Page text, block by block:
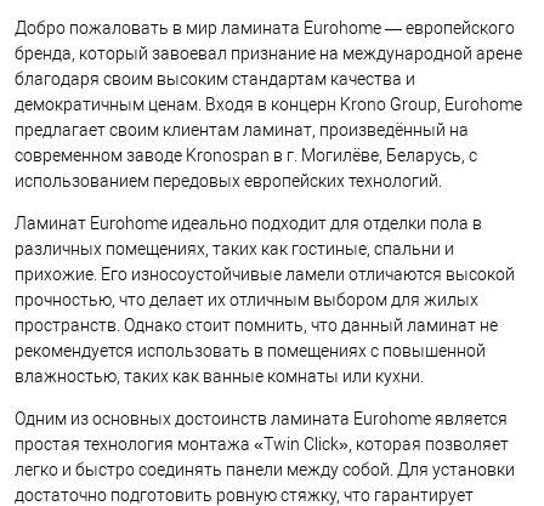
Добро пожаловать в мир ламината Eurohome — европейского
бренда, который завоевал признание на международной арене
благодаря своим высоким стандартам качества и
демократичным ценам. Входя в концерн Krono Group, Eurohome
предлагает своим клиентам ламинат, произведённый на
современном заводе Kronospan в г. Могилёве, Беларусь, с
использованием передовых европейских технологий.
Ламинат Eurohome идеально подходит для отделки пола в
различных помещениях, таких как гостиные, спальни и
прихожие. Его износоустойчивые ламели отличаются высокой
прочностью, что делает их отличным выбором для жилых
пространств. Однако стоит помнить, что данный ламинат не
рекомендуется использовать в помещениях с повышенной
влажностью, таких как ванные комнаты или кухни.
Одним из основных достоинств ламината Eurohome является
простая технология монтажа «Twin Click», которая позволяет
легко и быстро соединять панели между собой. Для установки
достаточно подготовить ровную стяжку, что гарантирует